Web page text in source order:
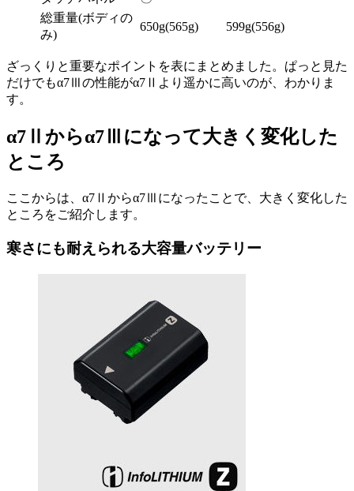
総重量(ボディの
み)
650g(565g) 599g(556g)
ざっくりと重要なポイントを表にまとめました。ぱっと見た
だけでもα7Ⅲの性能がα7Ⅱより遥かに高いのが、わかりま
す。
α7Ⅱからα7Ⅲになって大きく変化した
ところ
ここからは、α7Ⅱからα7Ⅲになったことで、大きく変化した
ところをご紹介します。
寒さにも耐えられる大容量バッテリー